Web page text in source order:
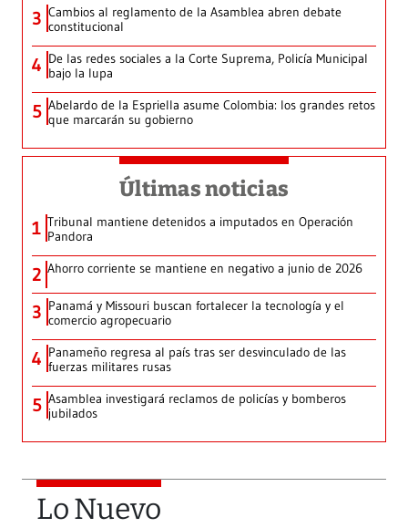
3 Cambios al reglamento de la Asamblea abren debate
constitucional
4 De las redes sociales a la Corte Suprema, Policía Municipal
bajo la lupa
5 Abelardo de la Espriella asume Colombia: los grandes retos
que marcarán su gobierno
Últimas noticias
1 Tribunal mantiene detenidos a imputados en Operación
Pandora
2 Ahorro corriente se mantiene en negativo a junio de 2026
3 Panamá y Missouri buscan fortalecer la tecnología y el
comercio agropecuario
4 Panameño regresa al país tras ser desvinculado de las
fuerzas militares rusas
5 Asamblea investigará reclamos de policías y bomberos
jubilados
Lo Nuevo